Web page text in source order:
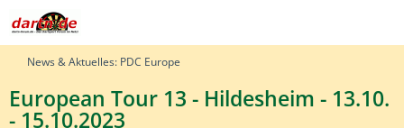
News & Aktuelles: PDC Europe
European Tour 13 - Hildesheim - 13.10.
- 15.10.2023